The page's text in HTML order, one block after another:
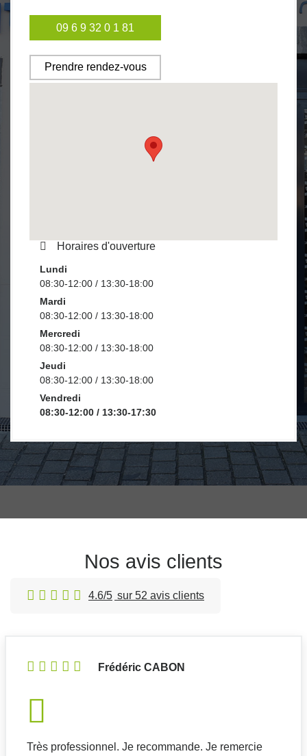
09 6 9 32 0 1 81
Prendre rendez-vous
Horaires d'ouverture
Lundi
08:30-12:00 / 13:30-18:00
Mardi
08:30-12:00 / 13:30-18:00
Mercredi
08:30-12:00 / 13:30-18:00
Jeudi
08:30-12:00 / 13:30-18:00
Vendredi
08:30-12:00 / 13:30-17:30
Nos avis clients
4.6/5 sur 52 avis clients
Frédéric CABON
Très professionnel. Je recommande. Je remercie